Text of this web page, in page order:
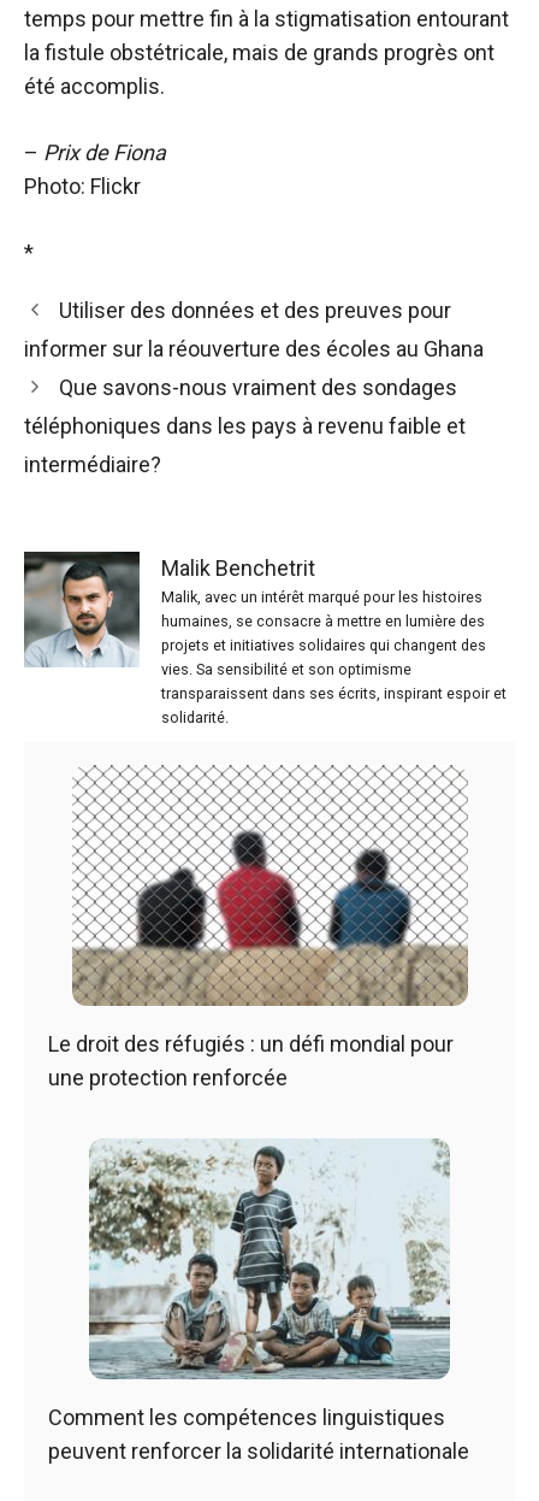
temps pour mettre fin à la stigmatisation entourant
la fistule obstétricale, mais de grands progrès ont
été accomplis.
– Prix ​​de Fiona
Photo: Flickr
*
Utiliser des données et des preuves pour
informer sur la réouverture des écoles au Ghana
Que savons-nous vraiment des sondages
téléphoniques dans les pays à revenu faible et
intermédiaire?
Malik Benchetrit
Malik, avec un intérêt marqué pour les histoires
humaines, se consacre à mettre en lumière des
projets et initiatives solidaires qui changent des
vies. Sa sensibilité et son optimisme
transparaissent dans ses écrits, inspirant espoir et
solidarité.
Le droit des réfugiés : un défi mondial pour
une protection renforcée
Comment les compétences linguistiques
peuvent renforcer la solidarité internationale